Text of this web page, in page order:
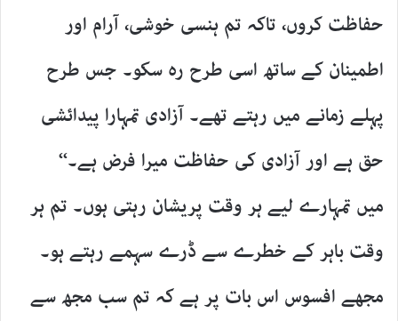
حفاظت کروں، تاکہ تم ہنسی خوشی، آرام اور
اطمینان کے ساتھ اسی طرح رہ سکو۔ جس طرح
پہلے زمانے میں رہتے تھے۔ آزادی تمہارا پیدائشی
حق ہے اور آزادی کی حفاظت میرا فرض ہے۔‘‘
میں تمہارے لیے ہر وقت پریشان رہتی ہوں۔ تم ہر
وقت باہر کے خطرے سے ڈرے سہمے رہتے ہو۔
مجھے افسوس اس بات پر ہے کہ تم سب مجھ سے